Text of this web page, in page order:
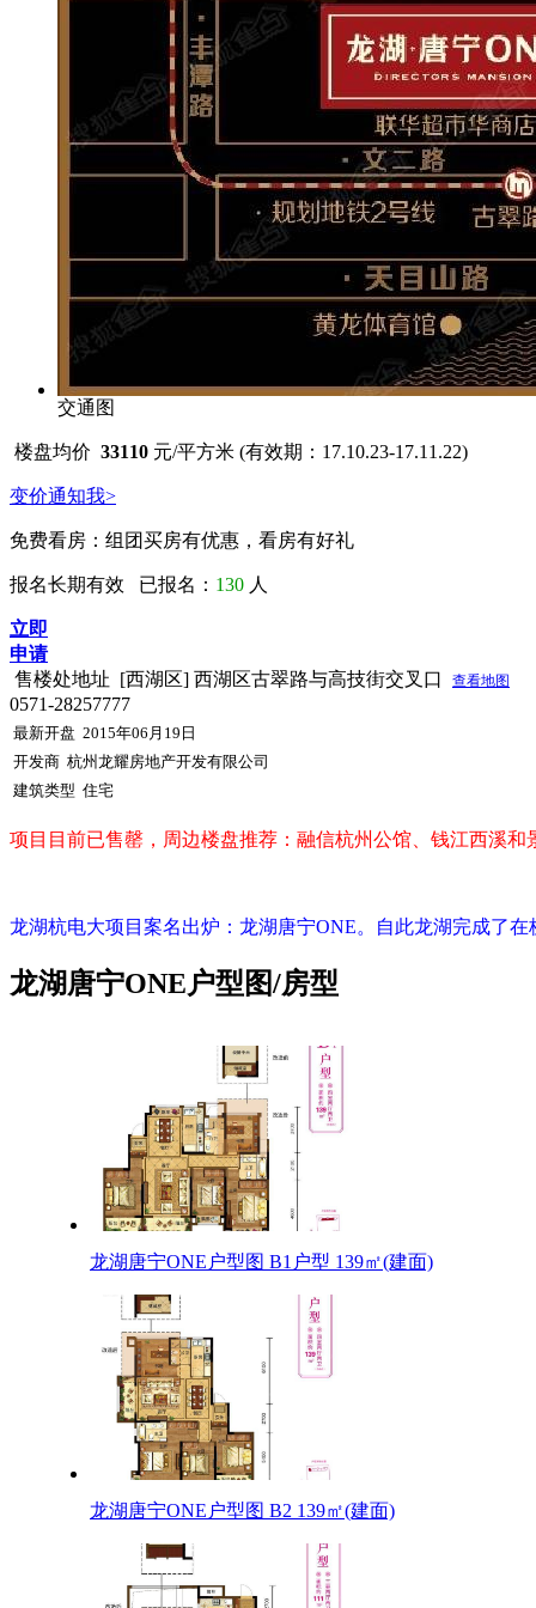
交通图
楼盘均价 33110 元/平方米 (有效期：17.10.23-17.11.22)
变价通知我>
免费看房： 组团买房有优惠，看房有好礼
报名长期有效 已报名： 130 人
立即
申请
售楼处地址 [西湖区] 西湖区古翠路与高技街交叉口 查看地图
0571-28257777
最新开盘 2015年06月19日
开发商 杭州龙耀房地产开发有限公司
建筑类型 住宅
项目目前已售罄，周边楼盘推荐： 融信杭州公馆 钱江西溪和
龙湖杭电大项目案名出炉：龙湖唐宁ONE。自此龙湖完成了
龙湖唐宁ONE户型图/房型
龙湖唐宁ONE户型图 B1户型 139㎡(建面)
龙湖唐宁ONE户型图 B2 139㎡(建面)